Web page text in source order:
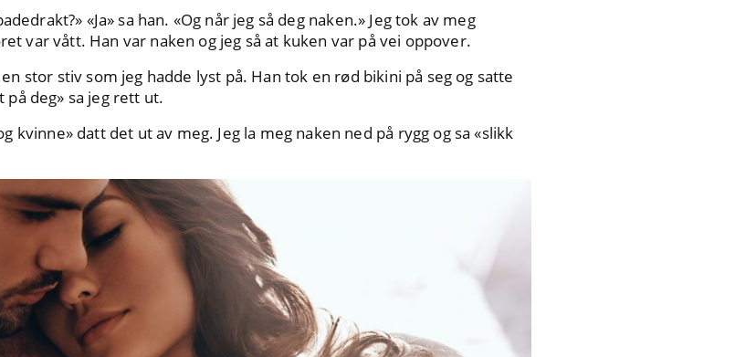
«Ja» sa han. «Og når jeg så deg naken.» Jeg tok av meg
var vått. Han var naken og jeg så at kuken var på vei oppover.
stor stiv som jeg hadde lyst på. Han tok en rød bikini på seg og satte
på deg» sa jeg rett ut.
kvinne» datt det ut av meg. Jeg la meg naken ned på rygg og sa «slikk